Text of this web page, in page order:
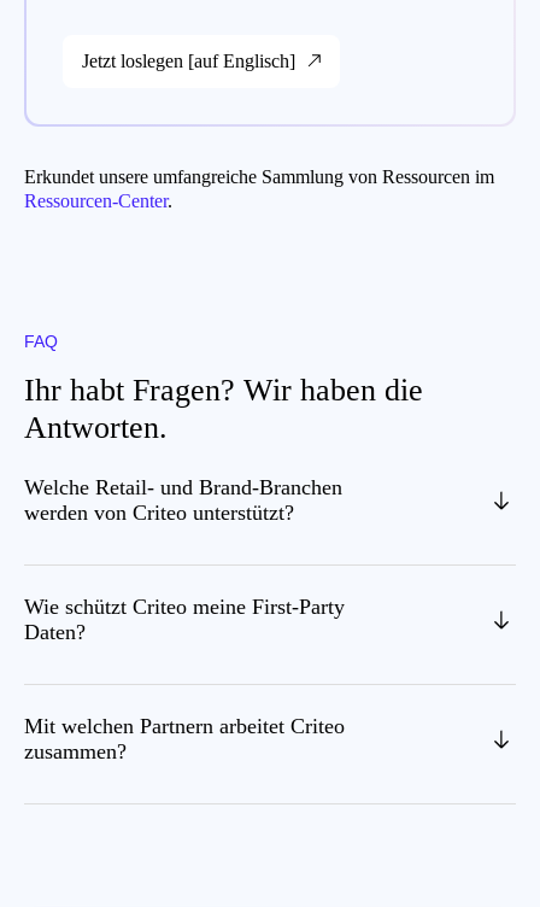
Jetzt loslegen [auf Englisch]
Erkundet unsere umfangreiche Sammlung von Ressourcen im
Ressourcen-Center.
FAQ
Ihr habt Fragen? Wir haben die
Antworten.
Welche Retail- und Brand-Branchen
werden von Criteo unterstützt?
Wie schützt Criteo meine First-Party
Daten?
Mit welchen Partnern arbeitet Criteo
zusammen?